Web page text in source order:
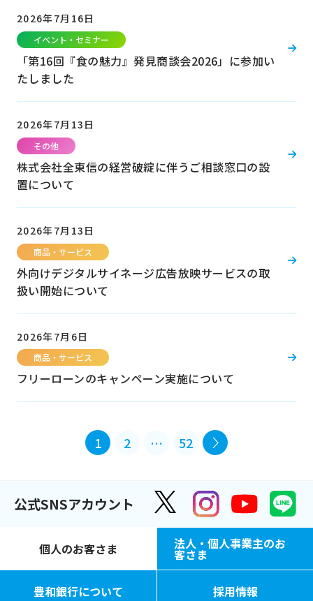
2026年7月16日
イベント・セミナー
「第16回『食の魅力』発見商談会2026」に参加い
たしました
2026年7月13日
その他
株式会社全東信の経営破綻に伴うご相談窓口の設
置について
2026年7月13日
商品・サービス
外向けデジタルサイネージ広告放映サービスの取
扱い開始について
2026年7月6日
商品・サービス
フリーローンのキャンペーン実施について
1 2 … 52
公式SNSアカウント
個人のお客さま 法人・個人事業主のお
客さま
豊和銀行について 採用情報